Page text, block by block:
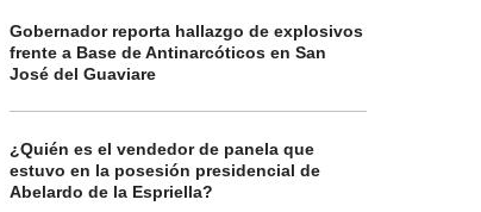
Gobernador reporta hallazgo de explosivos
frente a Base de Antinarcóticos en San
José del Guaviare
¿Quién es el vendedor de panela que
estuvo en la posesión presidencial de
Abelardo de la Espriella?